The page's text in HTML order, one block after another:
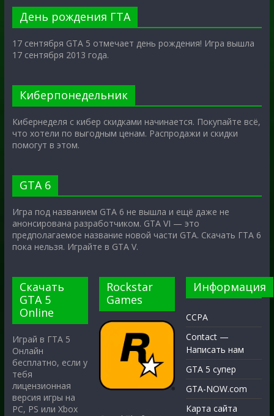
День рождения ГТА
17 сентября GTA 5 отмечает день рождения! Игра вышла
17 сентября 2013 года.
Киберпонедельник
Кибернеделя с кибер скидками начинается. Покупайте всё,
что хотели по выгодным ценам. Распродажи и скидки
помогут в этом.
GTA 6
Игра под названием GTA 6 не вышла и ещё даже не
анонсирована разработчиком. GTA VI — это
предполагаемое название новой части GTA. Скачать ГТА 6
пока нельзя. Играйте в GTA V.
Скачать
GTA 5
Online
Играй в ГТА 5
Онлайн
бесплатно, если у
тебя
лицензионная
версия игры на
PC, PS или Xbox
Rockstar
Games
Информация
CCPA
Contact —
Написать нам
GTA 5 супер
GTA-NOW.com
Карта сайта